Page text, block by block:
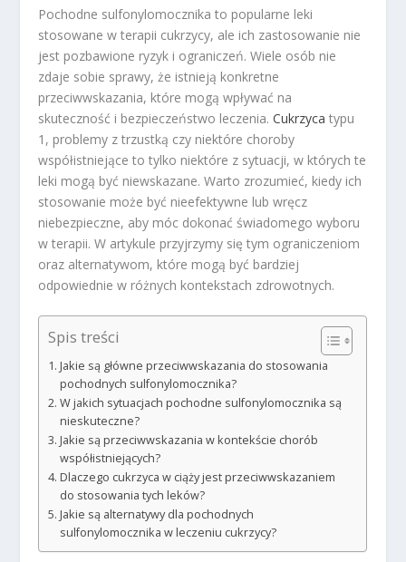
Pochodne sulfonylomocznika to popularne leki
stosowane w terapii cukrzycy, ale ich zastosowanie nie
jest pozbawione ryzyk i ograniczeń. Wiele osób nie
zdaje sobie sprawy, że istnieją konkretne
przeciwwskazania, które mogą wpływać na
skuteczność i bezpieczeństwo leczenia.Cukrzyca typu
1, problemy z trzustką czy niektóre choroby
współistniejące to tylko niektóre z sytuacji, w których te
leki mogą być niewskazane. Warto zrozumieć, kiedy ich
stosowanie może być nieefektywne lub wręcz
niebezpieczne, aby móc dokonać świadomego wyboru
w terapii. W artykule przyjrzymy się tym ograniczeniom
oraz alternatywom, które mogą być bardziej
odpowiednie w różnych kontekstach zdrowotnych.
Spis treści
Jakie są główne przeciwwskazania do stosowania
pochodnych sulfonylomocznika?
W jakich sytuacjach pochodne sulfonylomocznika są
nieskuteczne?
Jakie są przeciwwskazania w kontekście chorób
współistniejących?
Dlaczego cukrzyca w ciąży jest przeciwwskazaniem
do stosowania tych leków?
Jakie są alternatywy dla pochodnych
sulfonylomocznika w leczeniu cukrzycy?